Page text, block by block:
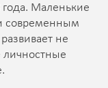
года. Маленькие
современным
не
личностные